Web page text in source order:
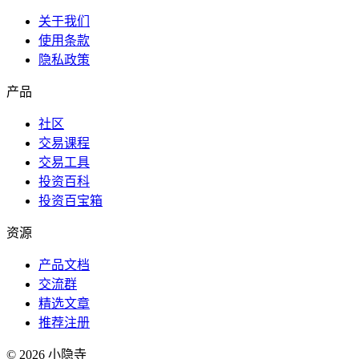
关于我们
使用条款
隐私政策
产品
社区
交易课程
交易工具
投资百科
投资百宝箱
资源
产品文档
交流群
精选文章
推荐注册
© 2026 小隐寺